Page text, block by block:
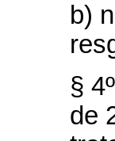
b)
§
de